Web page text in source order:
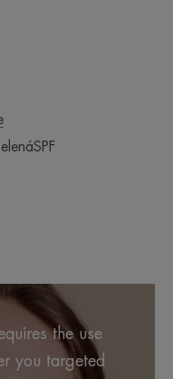
the use
you targeted